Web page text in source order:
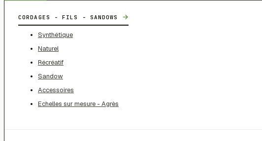
CORDAGES - FILS - SANDOWS →
Synthétique
Naturel
Récréatif
Sandow
Accessoires
Echelles sur mesure - Agrès